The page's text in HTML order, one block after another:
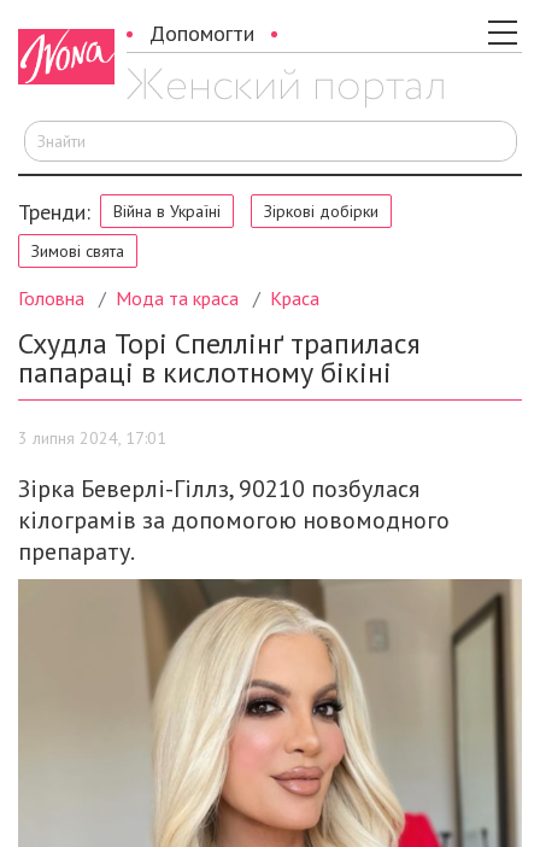
Допомогти
Тренди: Війна в Україні
Зіркові добірки
Зимові свята
Головна Мода та краса Краса
Схудла Торі Спеллінґ трапилася
папараці в кислотному бікіні
3 липня 2024, 17:01
Зірка Беверлі-Гіллз, 90210 позбулася
кілограмів за допомогою новомодного
препарату.